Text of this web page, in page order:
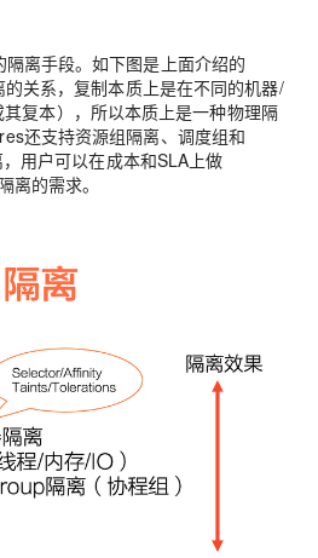
离手段。如下图是上面介绍的
关系，复制本质上是在不同的机器/
复本），所以本质上是一种物理隔
还支持资源组隔离、调度组和
用户可以在成本和SLA上做
的需求。